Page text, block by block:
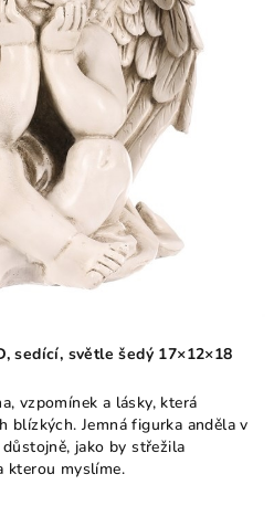
sedící, světle šedý 17×12×18
vzpomínek a lásky, která
blízkých. Jemná figurka anděla v
jako by střežila
kterou myslíme.